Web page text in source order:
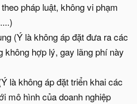
pháp luật, không vi phạm
(Ý là không áp đặt đưa ra các
không hợp lý, gay lãng phí này
là không áp đặt triển khai các
mô hình của doanh nghiệp